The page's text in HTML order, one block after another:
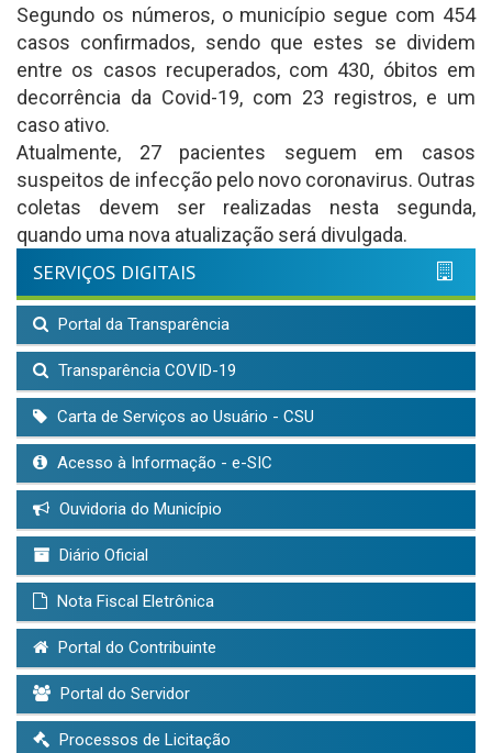
Segundo os números, o município segue com 454
casos confirmados, sendo que estes se dividem
entre os casos recuperados, com 430, óbitos em
decorrência da Covid-19, com 23 registros, e um
caso ativo.
Atualmente, 27 pacientes seguem em casos
suspeitos de infecção pelo novo coronavirus. Outras
coletas devem ser realizadas nesta segunda,
quando uma nova atualização será divulgada.
SERVIÇOS DIGITAIS
Portal da Transparência
Transparência COVID-19
Carta de Serviços ao Usuário - CSU
Acesso à Informação - e-SIC
Ouvidoria do Município
Diário Oficial
Nota Fiscal Eletrônica
Portal do Contribuinte
Portal do Servidor
Processos de Licitação